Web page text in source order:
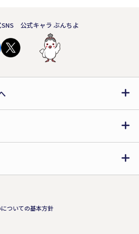
公式キャラ ぶんちよ
ついての基本方針